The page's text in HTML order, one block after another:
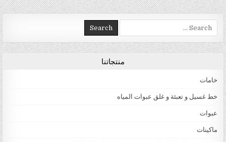
Search for:
منتجاتنا
خامات
خط غسيل و تعبئة و غلق عبوات المياه
عبوات
ماكينات